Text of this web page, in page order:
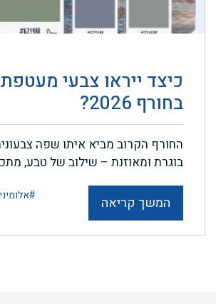
כיצד ייראו צבעי
בחורף 2026?
החורף הקרוב מביא איתו שפה
בוגרת ומאוזנת – שילוב של טבע,
המשך קריאה